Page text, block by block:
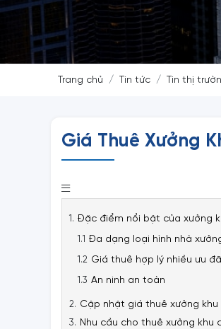
Trang chủ Tin tức Tin thị
Giá Thuê Xưởng
Đặc điểm nổi bật của xưởng
Đa dạng loại hình nhà
Giá thuê hợp lý nhiều ưu
An ninh an toàn
Cập nhật giá thuê xưởng khu
Nhu cầu cho thuê xưởng khu